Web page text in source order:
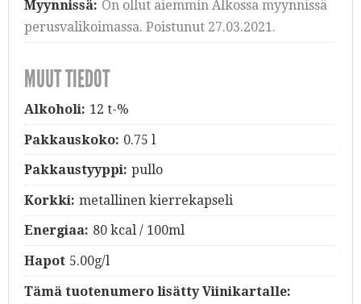
Myynnissä: On ollut aiemmin Alkossa myynnissä
perusvalikoimassa. Poistunut 27.03.2021.
MUUT TIEDOT
Alkoholi: 12 t-%
Pakkauskoko: 0.75 l
Pakkaustyyppi: pullo
Korkki: metallinen kierrekapseli
Energiaa: 80 kcal / 100ml
Hapot 5.00g/l
Tämä tuotenumero lisätty Viinikartalle: